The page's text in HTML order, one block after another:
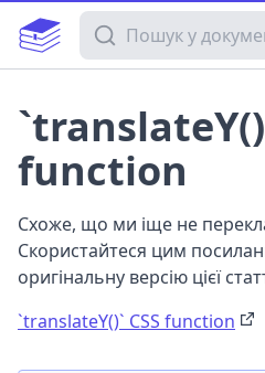
Пошук у документації
function
Схоже, що ми іще не
Скористайтеся цим
оригінальну версію цієї
`translateY()` CSS function